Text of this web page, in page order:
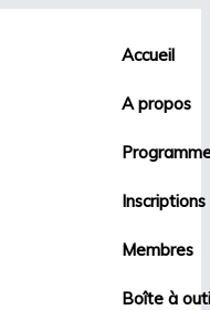
Accueil
A propos
Inscriptions
Membres
Boîte à